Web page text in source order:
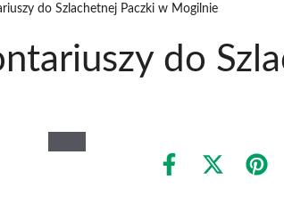
do Szlachetnej Paczki w Mogilnie
do
Share
Share